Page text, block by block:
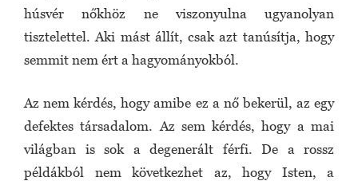
húsvér nőkhöz ne viszonyulna ugyanolyan
tisztelettel. Aki mást állít, csak azt tanúsítja, hogy
semmit nem ért a hagyományokból.
Az nem kérdés, hogy amibe ez a nő bekerül, az egy
defektes társadalom. Az sem kérdés, hogy a mai
világban is sok a degenerált férfi. De a rossz
példákból nem következhet az, hogy Isten, a